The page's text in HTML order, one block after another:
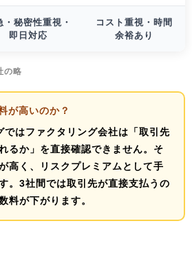
・秘密性重視・
即日対応
コスト重視・時間
余裕あり
の略
が高いのか？
ではファクタリング会社は「取引先
るか」を直接確認できません。そ
高く、リスクプレミアムとして手
。3社間では取引先が直接支払うの
料が下がります。